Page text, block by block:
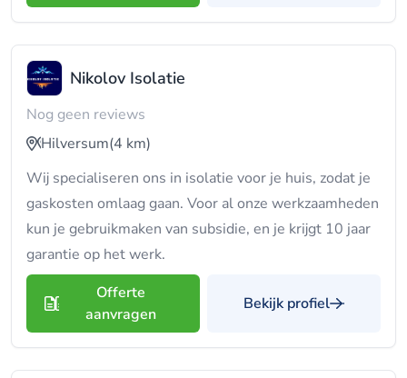
Nikolov Isolatie
Nog geen reviews
Hilversum(4 km)
Wij specialiseren ons in isolatie voor je huis, zodat je
gaskosten omlaag gaan. Voor al onze werkzaamheden
kun je gebruikmaken van subsidie, en je krijgt 10 jaar
garantie op het werk.
Offerte
aanvragen
Bekijk profiel